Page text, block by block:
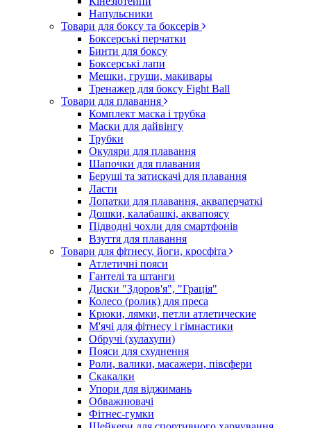
Напульсники
Товари для боксу та боксерів
Боксерські перчатки
Бинти для боксу
Боксерські лапи
Мешки, груши, макивары
Тренажер для боксу Fight Ball
Товари для плавання
Комплект маска і трубка
Маски для дайвінгу
Трубки
Окуляри для плавання
Шапочки для плавания
Беруші та затискачі для плавання
Ласти
Лопатки для плавання, акваперчаткі
Дошки, калабашкі, аквапоясу
Підводні чохли для смартфонів
Взуття для плавання
Товари для фітнесу, йоги, кросфіта
Атлетичні пояси
Гантелі та штанги
Диски "Здоров'я", "Грація"
Колесо (ролик) для преса
Крюки, лямки, петли атлетические
М'ячі для фітнесу і гімнастики
Обручі (хулахупи)
Пояси для схуднення
Роли, валики, масажери, півсфери
Скакалки
Упори для віджимань
Обважнювачі
Фітнес-гумки